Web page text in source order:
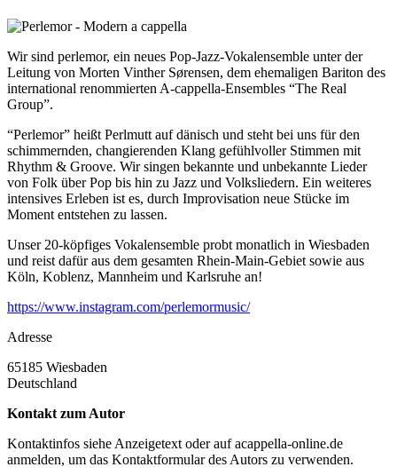
Wir sind perlemor, ein neues Pop-Jazz-Vokalensemble unter der
Leitung von Morten Vinther Sørensen, dem ehemaligen Bariton des
international renommierten A-cappella-Ensembles “The Real
Group”.
“Perlemor” heißt Perlmutt auf dänisch und steht bei uns für den
schimmernden, changierenden Klang gefühlvoller Stimmen mit
Rhythm & Groove. Wir singen bekannte und unbekannte Lieder
von Folk über Pop bis hin zu Jazz und Volksliedern. Ein weiteres
intensives Erleben ist es, durch Improvisation neue Stücke im
Moment entstehen zu lassen.
Unser 20-köpfiges Vokalensemble probt monatlich in Wiesbaden
und reist dafür aus dem gesamten Rhein-Main-Gebiet sowie aus
Köln, Koblenz, Mannheim und Karlsruhe an!
https://www.instagram.com/perlemormusic/
Adresse
65185 Wiesbaden
Deutschland
Kontakt zum Autor
Kontaktinfos siehe Anzeigetext oder auf acappella-online.de
anmelden, um das Kontaktformular des Autors zu verwenden.